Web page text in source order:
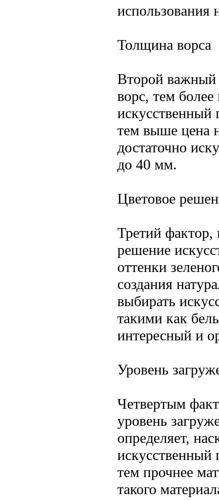
использования
Толщина ворса
Второй важный
ворс, тем
искусственный
тем выше цена
достаточно
до 40 мм.
Цветовое
Третий фактор,
решение
оттенки
создания
выбирать
такими как
интересный и
Уровень
Четвертым
уровень
определяет,
искусственный
тем прочнее
такого